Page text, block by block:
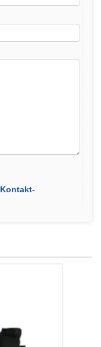
Kontakt-